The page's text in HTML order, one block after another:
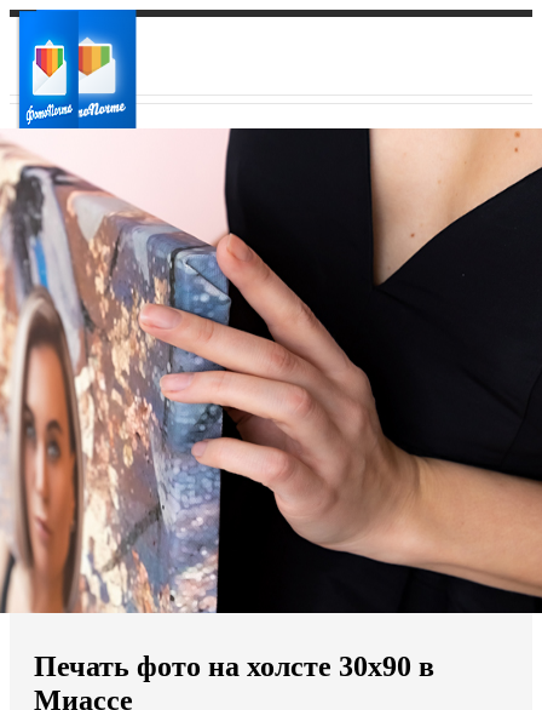
Ваш город:
Ваш регион доставки
Выберите из списка:
Мы доставляем по всему миру
Продолжить без города
Печать фото на холсте 30х90 в
Миассе